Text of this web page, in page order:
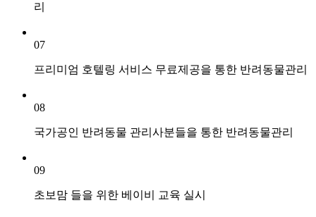
리
07
프리미엄 호텔링 서비스 무료제공을 통한 반려동물관리
08
국가공인 반려동물 관리사분들을 통한 반려동물관리
09
초보맘 들을 위한 베이비 교육 실시